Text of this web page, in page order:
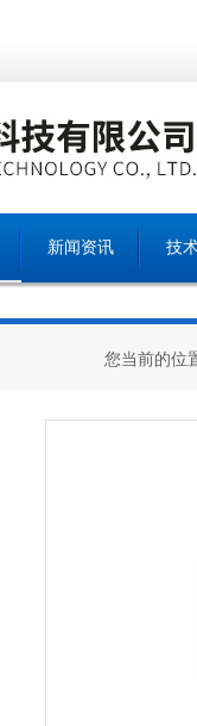
新闻资讯 技
您当前的位